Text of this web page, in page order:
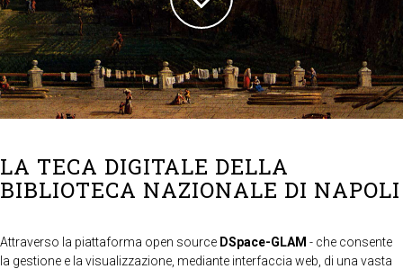
LA TECA DIGITALE DELLA
BIBLIOTECA NAZIONALE DI NAPOLI
Attraverso la piattaforma open source DSpace-GLAM - che consente
la gestione e la visualizzazione, mediante interfaccia web, di una vasta